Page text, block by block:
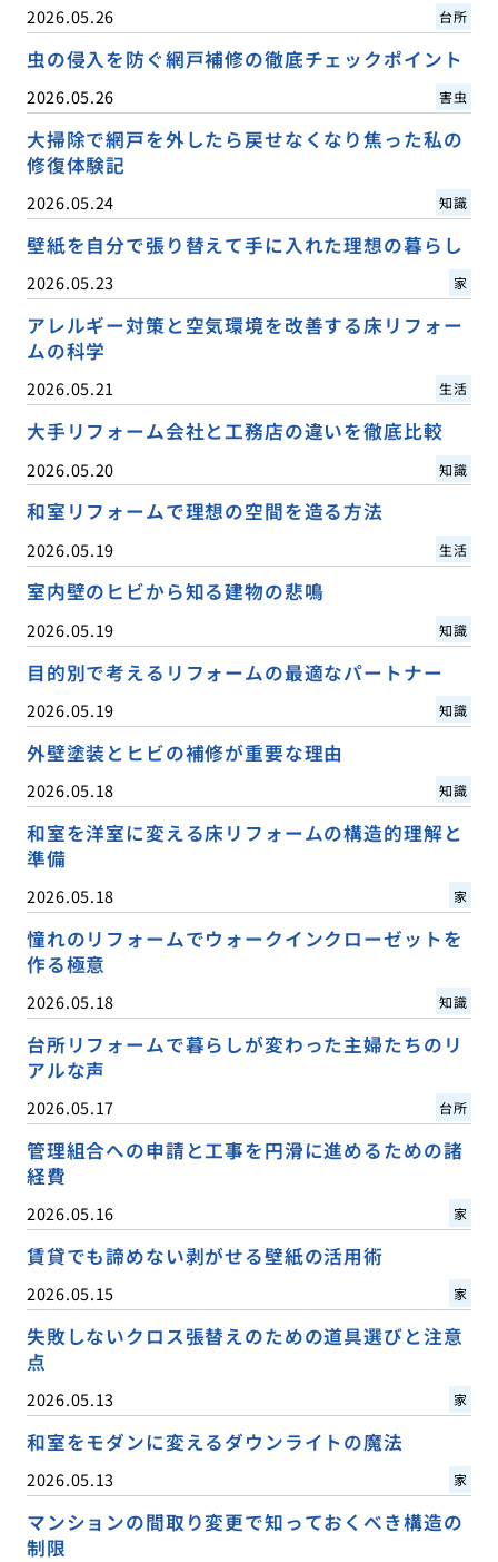
2026.05.26 台所
虫の侵入を防ぐ網戸補修の徹底チェックポイント
2026.05.26 害虫
大掃除で網戸を外したら戻せなくなり焦った私の
修復体験記
2026.05.24 知識
壁紙を自分で張り替えて手に入れた理想の暮らし
2026.05.23 家
アレルギー対策と空気環境を改善する床リフォー
ムの科学
2026.05.21 生活
大手リフォーム会社と工務店の違いを徹底比較
2026.05.20 知識
和室リフォームで理想の空間を造る方法
2026.05.19 生活
室内壁のヒビから知る建物の悲鳴
2026.05.19 知識
目的別で考えるリフォームの最適なパートナー
2026.05.19 知識
外壁塗装とヒビの補修が重要な理由
2026.05.18 知識
和室を洋室に変える床リフォームの構造的理解と
準備
2026.05.18 家
憧れのリフォームでウォークインクローゼットを
作る極意
2026.05.18 知識
台所リフォームで暮らしが変わった主婦たちのリ
アルな声
2026.05.17 台所
管理組合への申請と工事を円滑に進めるための諸
経費
2026.05.16 家
賃貸でも諦めない剥がせる壁紙の活用術
2026.05.15 家
失敗しないクロス張替えのための道具選びと注意
点
2026.05.13 家
和室をモダンに変えるダウンライトの魔法
2026.05.13 家
マンションの間取り変更で知っておくべき構造の
制限